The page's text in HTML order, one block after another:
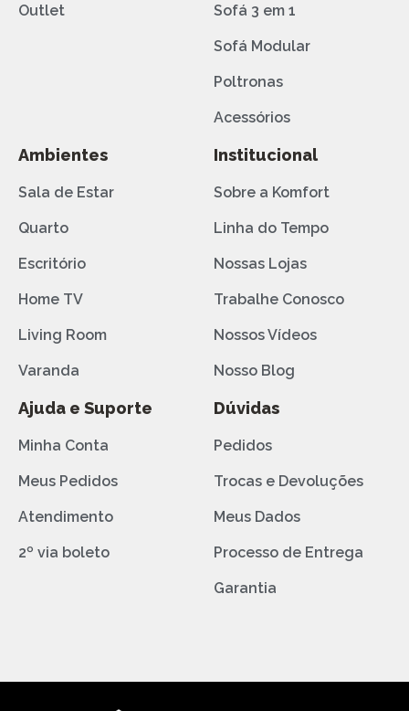
Outlet Sofá 3 em 1
Sofá Modular
Poltronas
Acessórios
Ambientes
Sala de Estar
Quarto
Escritório
Home TV
Living Room
Varanda
Institucional
Sobre a Komfort
Linha do Tempo
Nossas Lojas
Trabalhe Conosco
Nossos Vídeos
Nosso Blog
Ajuda e Suporte
Minha Conta
Meus Pedidos
Atendimento
2º via boleto
Dúvidas
Pedidos
Trocas e Devoluções
Meus Dados
Processo de Entrega
Garantia